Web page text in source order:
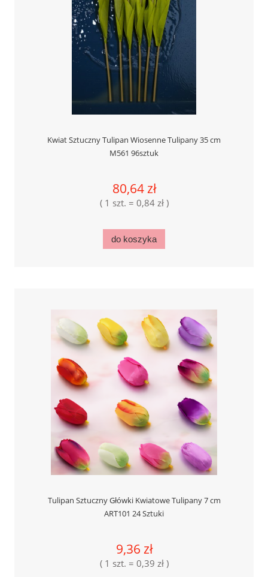
Kwiat Sztuczny Tulipan Wiosenne Tulipany 35 cm
M561 96sztuk
80,64 zł
( 1 szt. = 0,84 zł )
do koszyka
Tulipan Sztuczny Główki Kwiatowe Tulipany 7 cm
ART101 24 Sztuki
9,36 zł
( 1 szt. = 0,39 zł )